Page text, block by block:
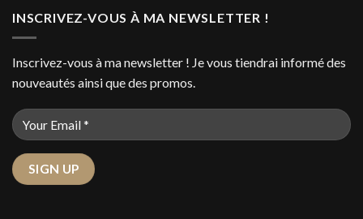
INSCRIVEZ-VOUS À MA NEWSLETTER !
Inscrivez-vous à ma newsletter ! Je vous tiendrai informé des
nouveautés ainsi que des promos.